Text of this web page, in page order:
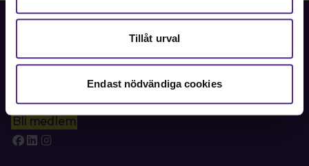
Tillåt urval
Endast nödvändiga cookies
Bli medlem